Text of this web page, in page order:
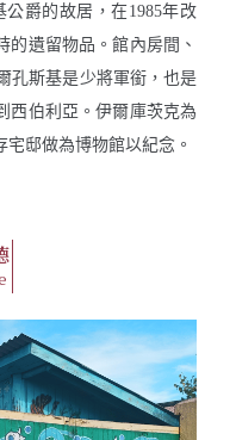
爵的故居，在1985年改
的遺留物品。館內房間、
孔斯基是少將軍銜，也是
西伯利亞。伊爾庫茨克為
邸做為博物館以紀念。